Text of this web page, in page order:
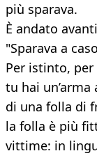
più sparava.
È andato
"Sparava a
Per istinto,
tu hai
di una folla di
la folla è più
vittime: in